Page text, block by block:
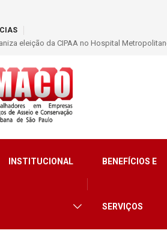
eleição da CIPAA no Hospital
INSTITUCIONAL BENEFÍCIOS E
SERVIÇOS